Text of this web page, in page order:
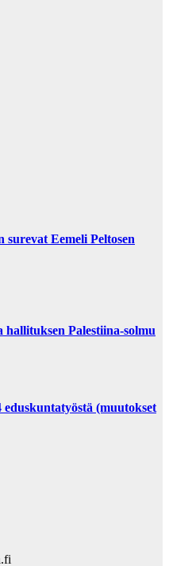
Eemeli Peltosen
Palestiina-solmu
(muutokset